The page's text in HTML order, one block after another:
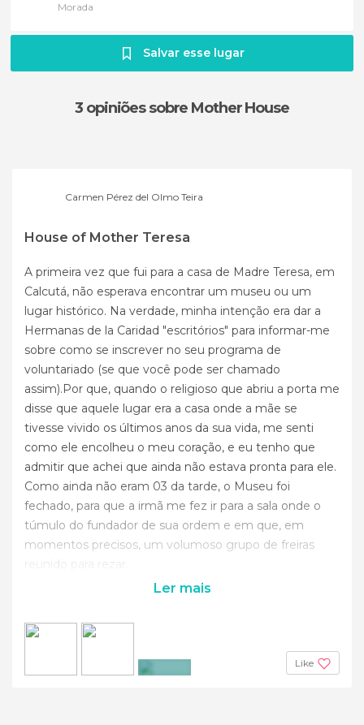
Morada
Salvar esse lugar
3 opiniõessobre Mother House
Carmen Pérez del Olmo Teira
House of Mother Teresa
A primeira vez que fui para a casa de Madre Teresa, em
Calcutá, não esperava encontrar um museu ou um
lugar histórico. Na verdade, minha intenção era dar a
Hermanas de la Caridad "escritórios" para informar-me
sobre como se inscrever no seu programa de
voluntariado (se que você pode ser chamado
assim).Por que, quando o religioso que abriu a porta me
disse que aquele lugar era a casa onde a mãe se
tivesse vivido os últimos anos da sua vida, me senti
como ele encolheu o meu coração, e eu tenho que
admitir que achei que ainda não estava pronta para ele.
Como ainda não eram 03 da tarde, o Museu foi
fechado, para que a irmã me fez ir para a sala onde o
túmulo do fundador de sua ordem e em que, em
momentos precisos, um volumoso grupo de freiras
reunido para rezar.
Ler mais
Like